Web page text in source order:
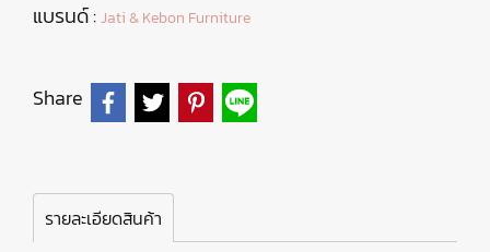
แบรนด์ :Jati & Kebon Furniture
Share
รายละเอียดสินค้า